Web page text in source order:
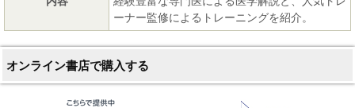
ーナー監修によるトレーニングを紹介。
オンライン書店で購入する